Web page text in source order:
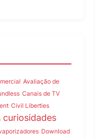
Avaliação de
Canais de TV
Civil Liberties
curiosidades
Download